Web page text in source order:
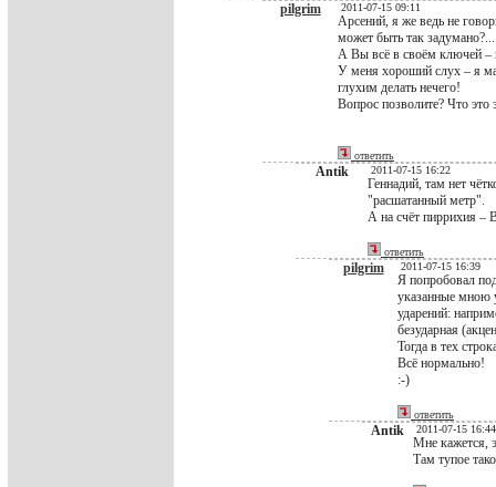
pilgrim 2011-07-15 09:11
Арсений, я же ведь не
может быть так задумано?...
А Вы всё в своём ключей –
У меня хороший слух – я
глухим делать нечего!
Вопрос позволите? Что
ответить
Antik 2011-07-15 16:22
Геннадий, там нет
"расшатанный метр".
А на счёт пиррихия –
ответить
pilgrim 2011-07-15 16:39
Я попробовал
указанные мною
ударений:
безударная
Тогда в тех
Всё нормально!
:-)
ответить
Antik 2011-07-15 16:44
Мне кажется,
Там тупое